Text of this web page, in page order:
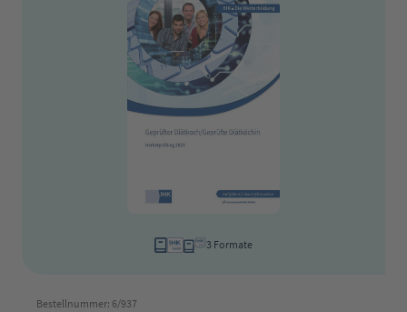
3 Formate
Bestellnummer: 6/937